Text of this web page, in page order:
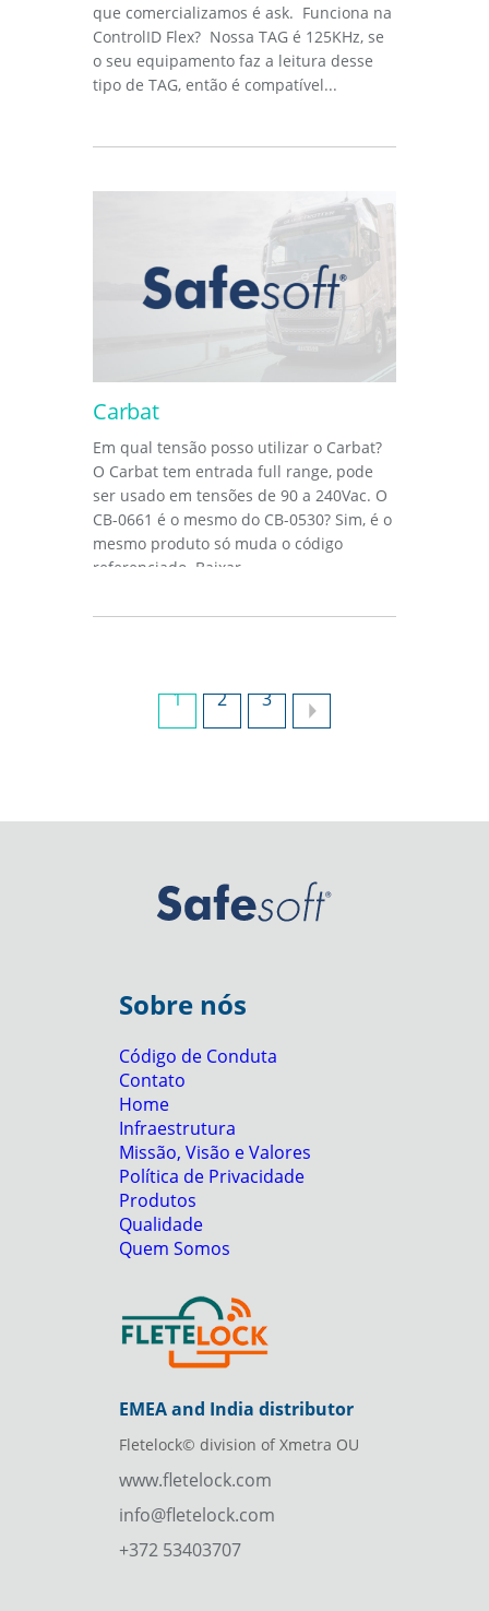
que comercializamos é ask. Funciona na
ControlID Flex? Nossa TAG é 125KHz, se
o seu equipamento faz a leitura desse
tipo de TAG, então é compatível...
Carbat
Em qual tensão posso utilizar o Carbat?
O Carbat tem entrada full range, pode
ser usado em tensões de 90 a 240Vac. O
CB-0661 é o mesmo do CB-0530? Sim, é o
mesmo produto só muda o código
referenciado. Baixar...
1 2 3
Sobre nós
Código de Conduta
Contato
Home
Infraestrutura
Missão, Visão e Valores
Política de Privacidade
Produtos
Qualidade
Quem Somos
EMEA and India distributor
Fletelock© division of Xmetra OU
www.fletelock.com
info@fletelock.com
+372 53403707